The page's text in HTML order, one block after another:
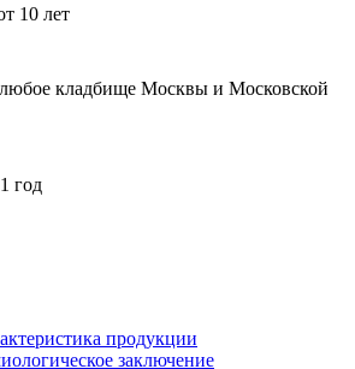
10 лет
любое кладбище Москвы и Московской
год